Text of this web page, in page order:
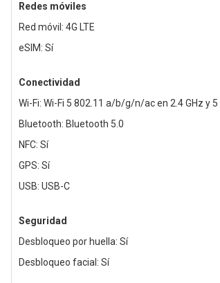
Redes móviles
Red móvil: 4G LTE
eSIM: Sí
Conectividad
Wi-Fi: Wi-Fi 5 802.11 a/b/g/n/ac en 2.4 GHz y 5
Bluetooth: Bluetooth 5.0
NFC: Sí
GPS: Sí
USB: USB-C
Seguridad
Desbloqueo por huella: Sí
Desbloqueo facial: Sí